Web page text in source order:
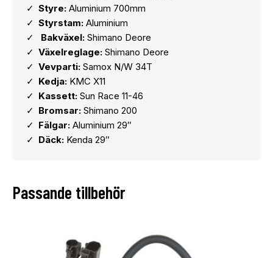
Styre: Aluminium 700mm
Styrstam: Aluminium
Bakväxel: Shimano Deore
Växelreglage: Shimano Deore
Vevparti: Samox N/W 34T
Kedja: KMC X11
Kassett: Sun Race 11-46
Bromsar: Shimano 200
Fälgar: Aluminium 29″
Däck: Kenda 29″
Passande tillbehör